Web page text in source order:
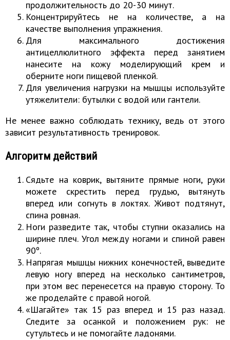
продолжительность до 20-30 минут.
Концентрируйтесь не на количестве, а на
качестве выполнения упражнения.
Для максимального достижения
антицеллюлитного эффекта перед занятием
нанесите на кожу моделирующий крем и
оберните ноги пищевой пленкой.
Для увеличения нагрузки на мышцы используйте
утяжелители: бутылки с водой или гантели.
Не менее важно соблюдать технику, ведь от этого
зависит результативность тренировок.
Алгоритм действий
Сядьте на коврик, вытяните прямые ноги, руки
можете скрестить перед грудью, вытянуть
вперед или согнуть в локтях. Живот подтянут,
спина ровная.
Ноги разведите так, чтобы ступни оказались на
ширине плеч. Угол между ногами и спиной равен
90º.
Напрягая мышцы нижних конечностей, выведите
левую ногу вперед на несколько сантиметров,
при этом вес перенесется на правую сторону. То
же проделайте с правой ногой.
«Шагайте» так 15 раз вперед и 15 раз назад.
Следите за осанкой и положением рук: не
сутультесь и не помогайте ладонями.